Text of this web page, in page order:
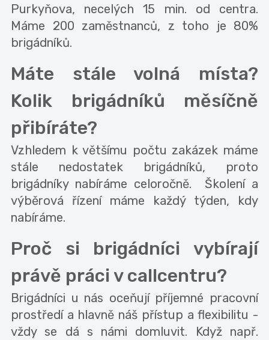
Purkyňova, necelých 15 min. od centra.
Máme 200 zaměstnanců, z toho je 80%
brigádníků.
Máte stále volná místa?
Kolik brigádníků měsíčně
přibíráte?
Vzhledem k většímu počtu zakázek máme
stále nedostatek brigádníků, proto
brigádníky nabíráme celoročně. Školení a
výběrová řízení máme každý týden, kdy
nabíráme.
Proč si brigádníci vybírají
právě práci v callcentru?
Brigádníci u nás oceňují příjemné pracovní
prostředí a hlavně náš přístup a flexibilitu -
vždy se dá s námi domluvit. Když např.